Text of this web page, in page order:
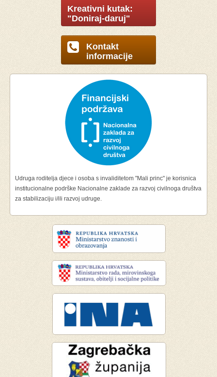
Kreativni kutak:
"Doniraj-daruj"
Kontakt
informacije
Udruga roditelja djece i osoba s invaliditetom "Mali princ" je korisnica
institucionalne podrške Nacionalne zaklade za razvoj civilnoga društva
za stabilizaciju i/ili razvoj udruge.